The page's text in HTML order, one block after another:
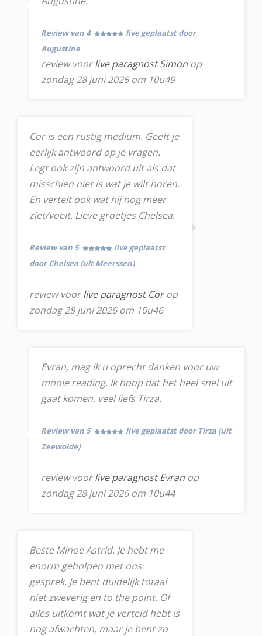
Review van 4
live geplaatst door
Augustine
review voorlive paragnost Simon op
zondag 28 juni 2026 om 10u49
Cor is een rustig medium. Geeft je
eerlijk antwoord op je vragen.
Legt ook zijn antwoord uit als dat
misschien niet is wat je wilt horen.
En vertelt ook wat hij nog meer
ziet/voelt. Lieve groetjes Chelsea.
Review van 5
live geplaatst
door Chelsea (uit Meerssen)
review voorlive paragnost Corop
zondag 28 juni 2026 om 10u46
Evran, mag ik u oprecht danken voor uw
mooie reading. Ik hoop dat het heel snel uit
gaat komen, veel liefs Tirza.
Review van 5
live geplaatst door Tirza (uit
Zeewolde)
review voorlive paragnost Evran op
zondag 28 juni 2026 om 10u44
Beste Minoe Astrid. Je hebt me
enorm geholpen met ons
gesprek. Je bent duidelijk totaal
niet zweverig en to the point. Of
alles uitkomt wat je verteld hebt is
nog afwachten, maar je bent zo